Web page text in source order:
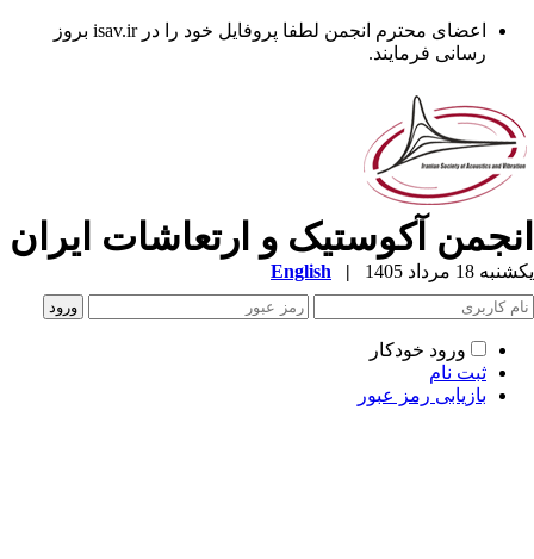
اعضای محترم انجمن لطفا پروفایل خود را در isav.ir بروز
رسانی فرمایند.
آکوستیک و ارتعاشات ایران
18 مرداد 1405 |
English
ورود خودکار
ثبت نام
بازیابی رمز عبور